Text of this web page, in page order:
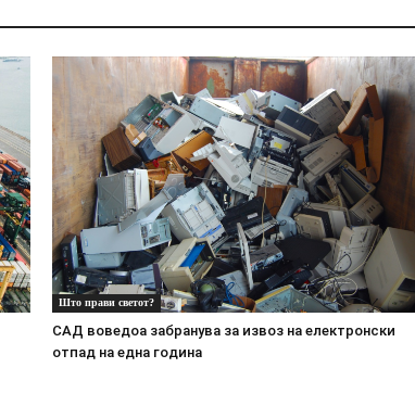
Што прави светот?
САД воведоа забранува за извоз на електронски
отпад на една година